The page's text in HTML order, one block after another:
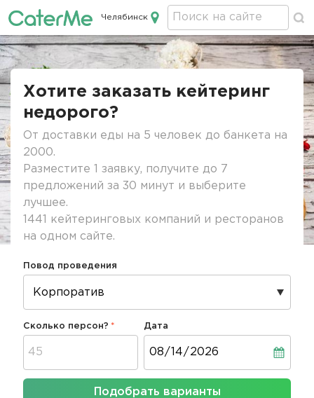
Кейтеринг в Челябинске
Челябинск
Строка
Хотите заказать кейтеринг
недорого?
От доставки еды на 5 человек до банкета на
2000.
Разместите 1 заявку, получите до 7
предложений за 30 минут и выберите
лучшее.
1441 кейтеринговых компаний и ресторанов
на одном сайте.
Повод проведения
Сколько персон? Дата
Подобрать варианты